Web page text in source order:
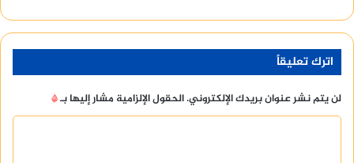
اترك تعليقاً
لن يتم نشر عنوان بريدك الإلكتروني.الحقول الإلزامية مشار إليها بـ*